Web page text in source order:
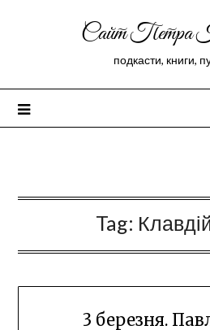
Сайт Петра
подкасти, книги,
Tag:
3 березня.